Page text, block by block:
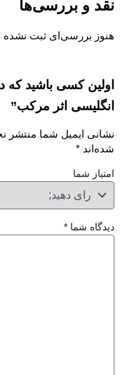
و بررسی‌ها
بررسی‌ای ثبت نشده
کسی باشید که
اثر مرکب”
ایمیل شما منتشر
*
شما
شما *